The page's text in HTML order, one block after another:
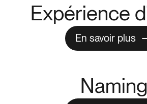
Expérience
En savoir plus
En savoir plus
Naming